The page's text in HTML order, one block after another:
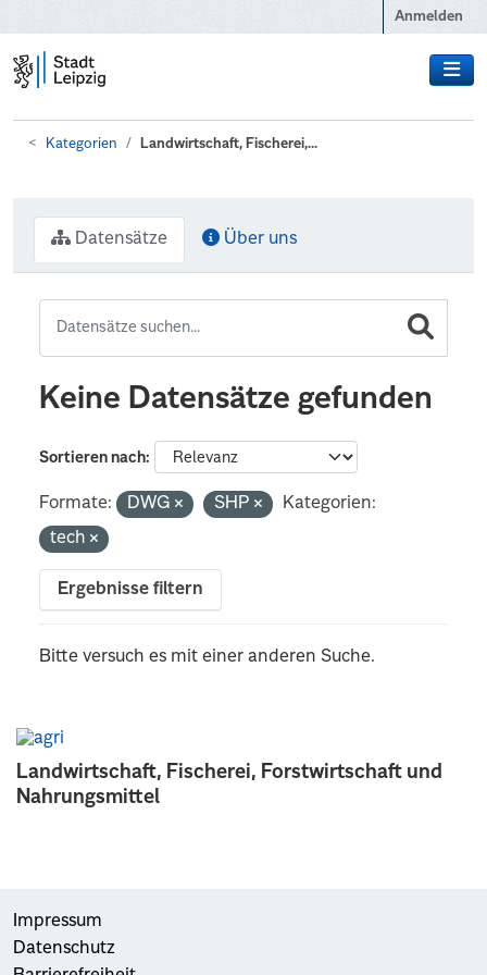
Anmelden
Kategorien Landwirtschaft, Fischerei,...
Landwirtschaft, Fischerei, Forstwirtschaft und
Nahrungsmittel
Datensätze Über uns
Keine Datensätze gefunden
Sortieren nach
Formate: DWG SHP
Kategorien:
tech
Ergebnisse filtern
Bitte versuch es mit einer anderen Suche.
Impressum
Datenschutz